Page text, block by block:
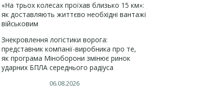
«На трьох колесах проїхав близько 15 км»:
як доставляють життєво необхідні вантажі
військовим
Знекровлення логістики ворога:
представник компанії-виробника про те,
як програма Міноборони змінює ринок
ударних БПЛА середнього радіуса
06.08.2026